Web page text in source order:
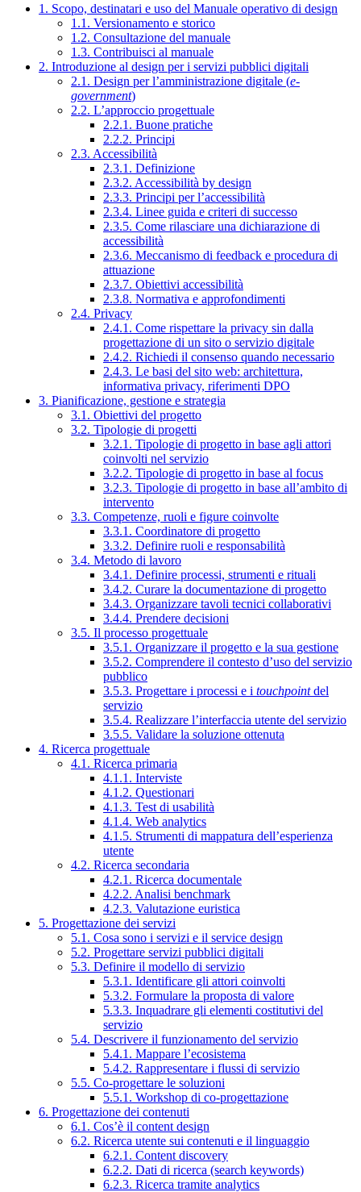
1. Scopo, destinatari e uso del Manuale operativo di design
1.1. Versionamento e storico
1.2. Consultazione del manuale
1.3. Contribuisci al manuale
2. Introduzione al design per i servizi pubblici digitali
2.1. Design per l’amministrazione digitale (e-
government)
2.2. L’approccio progettuale
2.2.1. Buone pratiche
2.2.2. Principi
2.3. Accessibilità
2.3.1. Definizione
2.3.2. Accessibilità by design
2.3.3. Principi per l’accessibilità
2.3.4. Linee guida e criteri di successo
2.3.5. Come rilasciare una dichiarazione di
accessibilità
2.3.6. Meccanismo di feedback e procedura di
attuazione
2.3.7. Obiettivi accessibilità
2.3.8. Normativa e approfondimenti
2.4. Privacy
2.4.1. Come rispettare la privacy sin dalla
progettazione di un sito o servizio digitale
2.4.2. Richiedi il consenso quando necessario
2.4.3. Le basi del sito web: architettura,
informativa privacy, riferimenti DPO
3. Pianificazione, gestione e strategia
3.1. Obiettivi del progetto
3.2. Tipologie di progetti
3.2.1. Tipologie di progetto in base agli attori
coinvolti nel servizio
3.2.2. Tipologie di progetto in base al focus
3.2.3. Tipologie di progetto in base all’ambito di
intervento
3.3. Competenze, ruoli e figure coinvolte
3.3.1. Coordinatore di progetto
3.3.2. Definire ruoli e responsabilità
3.4. Metodo di lavoro
3.4.1. Definire processi, strumenti e rituali
3.4.2. Curare la documentazione di progetto
3.4.3. Organizzare tavoli tecnici collaborativi
3.4.4. Prendere decisioni
3.5. Il processo progettuale
3.5.1. Organizzare il progetto e la sua gestione
3.5.2. Comprendere il contesto d’uso del servizio
pubblico
3.5.3. Progettare i processi e i touchpointdel
servizio
3.5.4. Realizzare l’interfaccia utente del servizio
3.5.5. Validare la soluzione ottenuta
4. Ricerca progettuale
4.1. Ricerca primaria
4.1.1. Interviste
4.1.2. Questionari
4.1.3. Test di usabilità
4.1.4. Web analytics
4.1.5. Strumenti di mappatura dell’esperienza
utente
4.2. Ricerca secondaria
4.2.1. Ricerca documentale
4.2.2. Analisi benchmark
4.2.3. Valutazione euristica
5. Progettazione dei servizi
5.1. Cosa sono i servizi e il service design
5.2. Progettare servizi pubblici digitali
5.3. Definire il modello di servizio
5.3.1. Identificare gli attori coinvolti
5.3.2. Formulare la proposta di valore
5.3.3. Inquadrare gli elementi costitutivi del
servizio
5.4. Descrivere il funzionamento del servizio
5.4.1. Mappare l’ecosistema
5.4.2. Rappresentare i flussi di servizio
5.5. Co-progettare le soluzioni
5.5.1. Workshop di co-progettazione
6. Progettazione dei contenuti
6.1. Cos’è il content design
6.2. Ricerca utente sui contenuti e il linguaggio
6.2.1. Content discovery
6.2.2. Dati di ricerca (search keywords)
6.2.3. Ricerca tramite analytics